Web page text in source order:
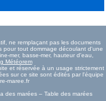
ne remplaçant pas les documents
pour tout dommage découlant d'une
mer, basse-mer, hauteur d'eau,
Météorem
et réservée à un usage strictement
sur ce site sont édités par l'équipe
maree.fr
des marées – Table des marées